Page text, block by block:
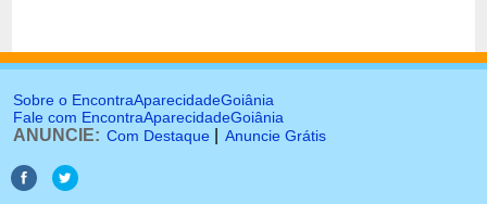
Sobre o EncontraAparecidadeGoiânia
Fale com EncontraAparecidadeGoiânia
ANUNCIE: Com Destaque Anuncie Grátis